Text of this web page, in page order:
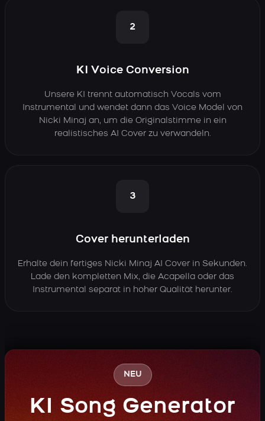
2
KI Voice Conversion
Unsere KI trennt automatisch Vocals vom
Instrumental und wendet dann das Voice Model von
Nicki Minaj an, um die Originalstimme in ein
realistisches AI Cover zu verwandeln.
3
Cover herunterladen
Erhalte dein fertiges Nicki Minaj AI Cover in Sekunden.
Lade den kompletten Mix, die Acapella oder das
Instrumental separat in hoher Qualität herunter.
NEU
KI Song Generator